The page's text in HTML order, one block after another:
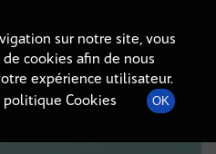
L'ÉMISSION
sur notre site, vous
cookies afin de nous
expérience utilisateur.
politique Cookies
OK